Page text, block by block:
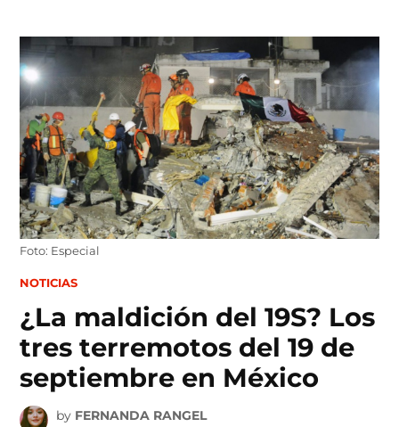
content
Foto: Especial
POSTED
NOTICIAS
¿La maldición del 19S? Los
tres terremotos del 19 de
septiembre en México
by FERNANDA RANGEL